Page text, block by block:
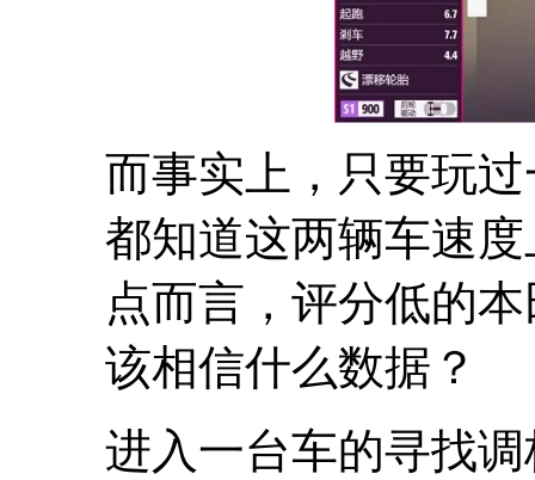
而事实上，只要玩
都知道这两辆车速
点而言，评分低的
该相信什么数据？
进入一台车的寻找